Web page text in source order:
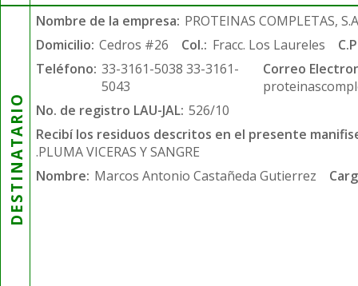
DESTINATARIO
Nombre de la empresa: PROTEINAS COMPLETAS,
Domicilio: Cedros #26 Col.: Fracc. Los Laureles
Teléfono: 33-3161-5038 33-3161-
5043
Correo
No. de registro LAU-JAL: 526/10
Recibí los residuos descritos en el presente
.PLUMA VICERAS Y SANGRE
Nombre: Marcos Antonio Castañeda Gutierrez